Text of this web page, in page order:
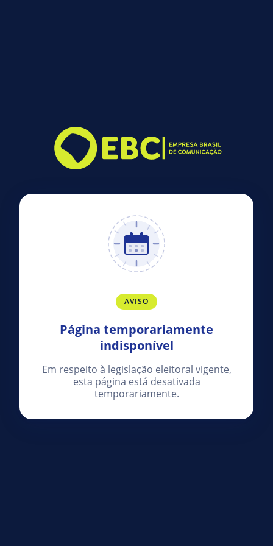
AVISO
Página temporariamente
indisponível
Em respeito à legislação eleitoral vigente,
esta página está desativada
temporariamente.